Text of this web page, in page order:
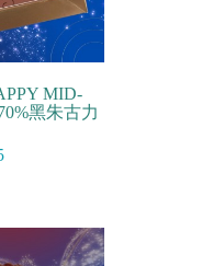
MID-
黑朱古力